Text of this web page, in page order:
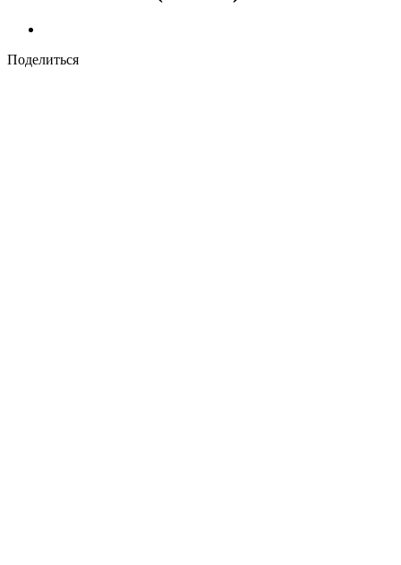
Поделиться